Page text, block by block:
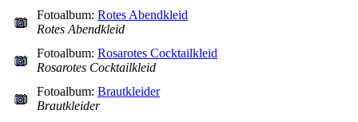
Fotoalbum: Rotes Abendkleid
Rotes Abendkleid
Fotoalbum: Rosarotes Cocktailkleid
Rosarotes Cocktailkleid
Fotoalbum: Brautkleider
Brautkleider